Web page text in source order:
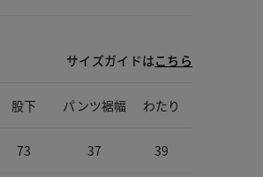
サイズガイドはこちら
股下 パンツ裾幅 わたり
73 37 39